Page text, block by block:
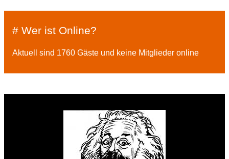
# Wer ist Online?
Aktuell sind 1760 Gäste und keine Mitglieder online